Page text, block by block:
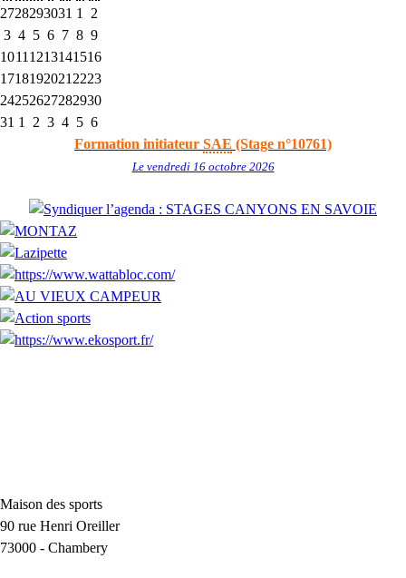
2728293031 1
2
3 4 5 6 7 8 9
1011 1213141516
1718192021 2223
24252627282930
31 1 2 3 4 5 6
Formation initiateur SAE (Stage n°10761)
Le vendredi 16 octobre 2026
Maison des sports
90 rue Henri Oreiller
73000 - Chambery